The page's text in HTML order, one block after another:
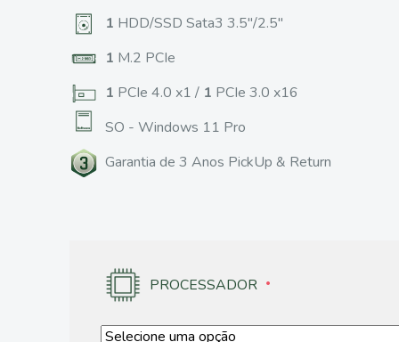
1 HDD/SSD Sata3 3.5"/2.5"
1 M.2 PCIe
1 PCIe 4.0 x1 / 1 PCIe 3.0 x16
SO - Windows 11 Pro
Garantia de 3 Anos PickUp & Return
PROCESSADOR